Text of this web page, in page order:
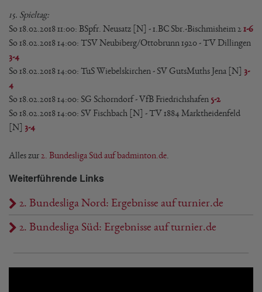
15. Spieltag:
So 18.02.2018 11:00: BSpfr. Neusatz [N] - 1.BC Sbr.-Bischmisheim 21-6
So 18.02.2018 14:00: TSV Neubiberg/Ottobrunn 1920 - TV Dillingen
3-4
So 18.02.2018 14:00: TuS Wiebelskirchen - SV GutsMuths Jena [N] 3-
4
So 18.02.2018 14:00: SG Schorndorf - VfB Friedrichshafen 5-2
So 18.02.2018 14:00: SV Fischbach [N] - TV 1884 Marktheidenfeld
[N] 3-4
Alles zur 2. Bundesliga Süd auf badminton.de
Weiterführende Links
2. Bundesliga Nord: Ergebnisse auf turnier.de
2. Bundesliga Süd: Ergebnisse auf turnier.de